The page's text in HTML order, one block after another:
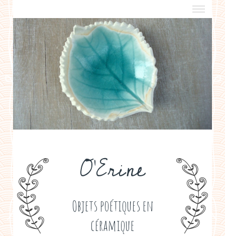
O'Erine
Objets poétiques en
céramique
a propos
boutiques de créateurs
contact
politique de confidentialité